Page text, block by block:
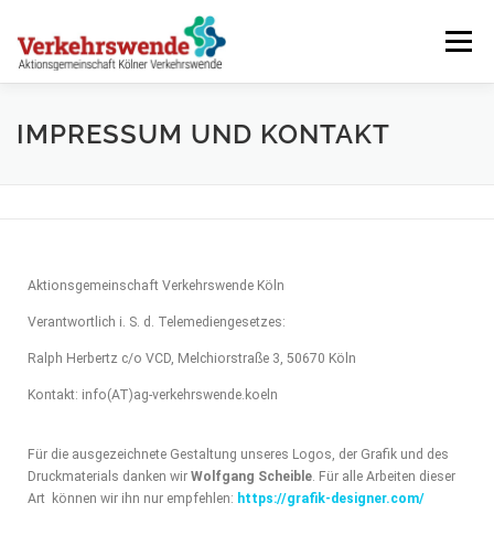
Menü
KÖLNER VERKEHRSWENDE – JETZT ERST RECHT!
TERMINE
IMPRESSUM UND KONTAKT
Aktionsgemeinschaft Verkehrswende Köln
Verantwortlich i. S. d. Telemediengesetzes:
Ralph Herbertz c/o VCD, Melchiorstraße 3, 50670 Köln
Kontakt: info(AT)ag-verkehrswende.koeln
Für die ausgezeichnete Gestaltung unseres Logos, der Grafik und des
Druckmaterials danken wir Wolfgang Scheible . Für alle Arbeiten dieser
Art können wir ihn nur empfehlen: https://grafik-designer.com/